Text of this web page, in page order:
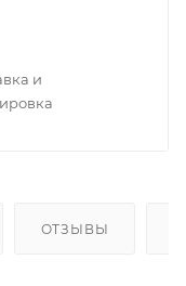
и
ОТЗЫВЫ